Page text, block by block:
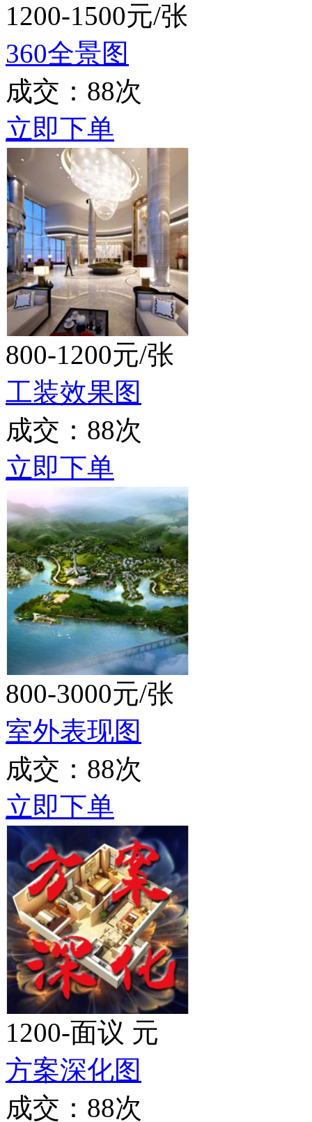
1200-1500元/张
360全景图
成交：88次
立即下单
800-1200元/张
工装效果图
成交：88次
立即下单
800-3000元/张
室外表现图
成交：88次
立即下单
1200-面议 元
方案深化图
成交：88次